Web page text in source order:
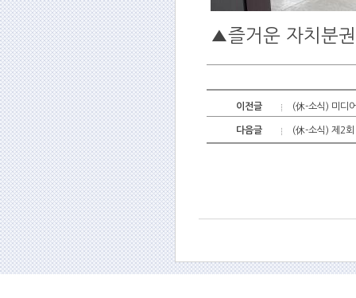
▲즐거운 자치분
이전글 (休-소식) 미디
다음글 (休-소식) 제2회